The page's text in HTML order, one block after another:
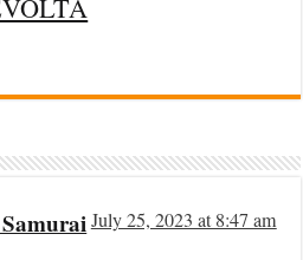
July 25, 2023 at 8:47 am